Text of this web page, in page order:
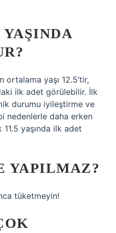
ortalama yaşı 12.5’tir,
ilk adet görülebilir. İlk
durumu iyileştirme ve
nedenlerle daha erken
11.5 yaşında ilk adet
YAPILMAZ?
tüketmeyin!